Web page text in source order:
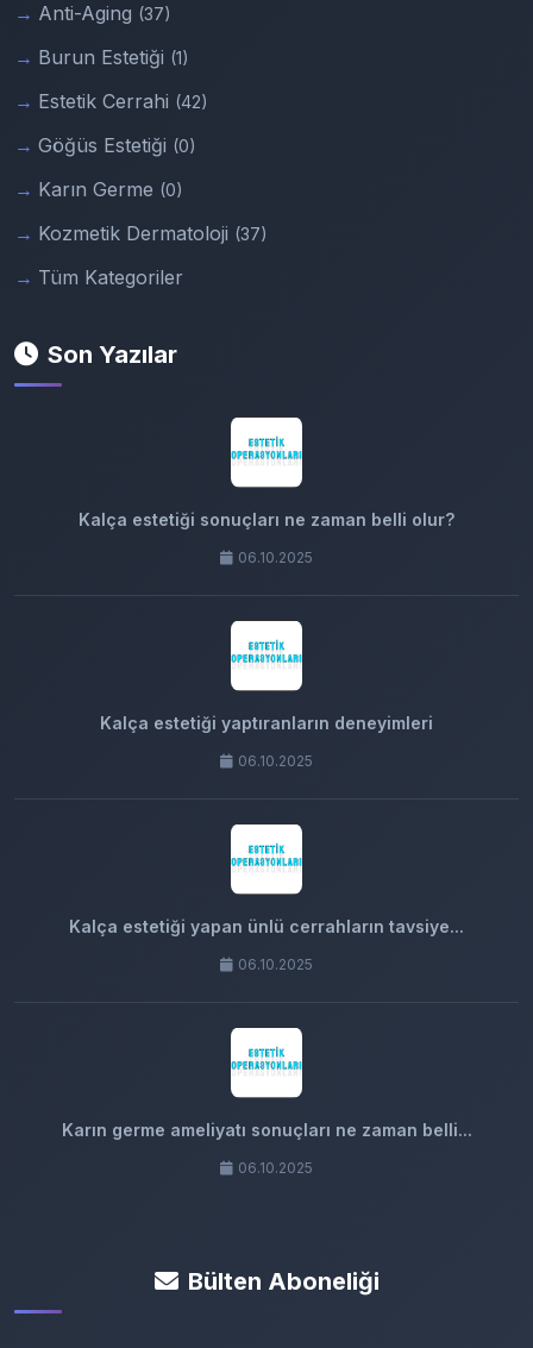
Anti-Aging (37)
Burun Estetiği (1)
Estetik Cerrahi (42)
Göğüs Estetiği (0)
Karın Germe (0)
Kozmetik Dermatoloji (37)
Tüm Kategoriler
Son Yazılar
Kalça estetiği sonuçları ne zaman belli olur?
06.10.2025
Kalça estetiği yaptıranların deneyimleri
06.10.2025
Kalça estetiği yapan ünlü cerrahların tavsiye...
06.10.2025
Karın germe ameliyatı sonuçları ne zaman belli...
06.10.2025
Bülten Aboneliği